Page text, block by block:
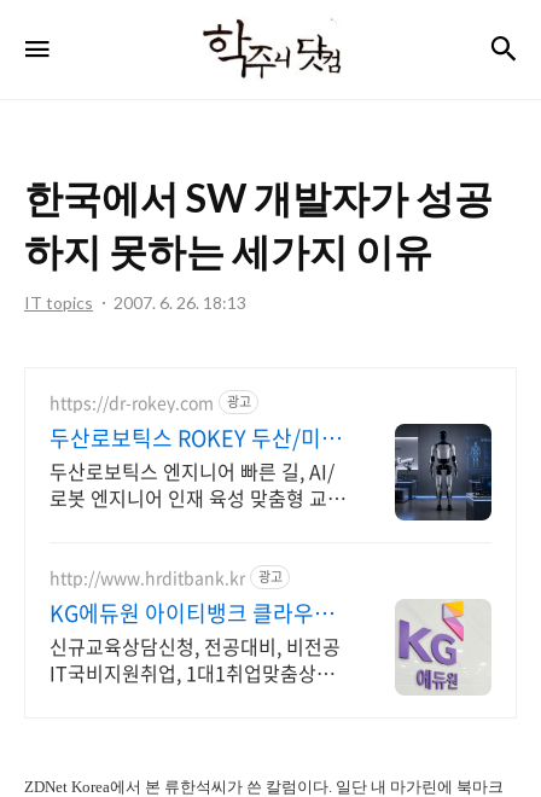
주
컴
한국에서 SW 개발자가 성공
하지 못하는 세가지 이유
IT topics 2007. 6. 26. 18:13
https://dr-rokey.com 광고
두산로보틱스 ROKEY 두산/미국
기업 인턴쉽
두산로보틱스 엔지니어 빠른 길, AI/
로봇 엔지니어 인재 육성 맞춤형 교
http://www.hrditbank.kr 광고
KG에듀원 아이티뱅크 클라우드
정보보안 취업반
신규교육상담신청, 전공대비, 비전공
IT국비지원취업, 1대1취업맞춤상담,
ZDNet Korea에서 본 류한석씨가 쓴 칼럼이다. 일단 내 마가린에 북마크